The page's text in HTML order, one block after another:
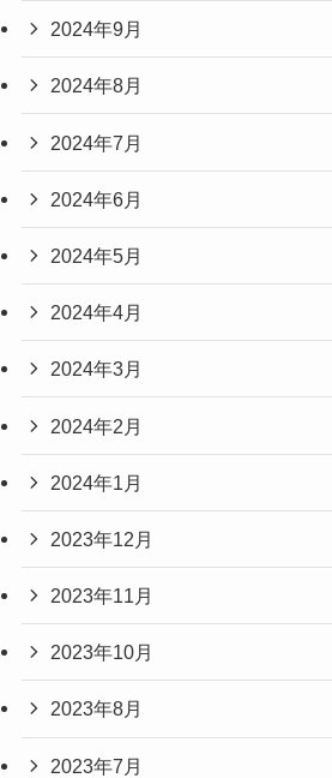
2024年9月
2024年8月
2024年7月
2024年6月
2024年5月
2024年4月
2024年3月
2024年2月
2024年1月
2023年12月
2023年11月
2023年10月
2023年8月
2023年7月